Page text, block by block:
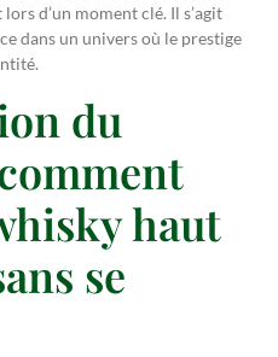
d’un moment clé. Il s’agit
dans un univers où le prestige
du
haut
se